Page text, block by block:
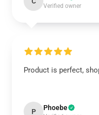
Verified owner
Product is perfect,
P Phoebe